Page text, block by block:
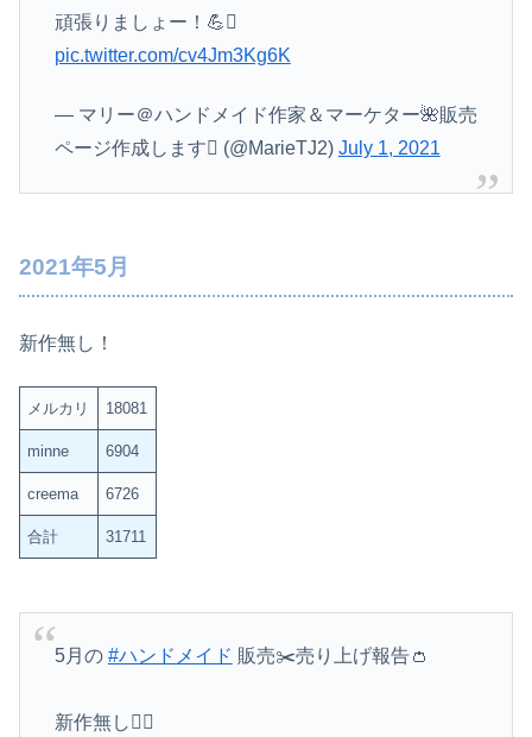
頑張りましょー！💪
pic.twitter.com/cv4Jm3Kg6K
— マリー＠ハンドメイド作家＆マーケター🌺販売
ページ作成します (@MarieTJ2) July 1, 2021
2021年5月
新作無し！
メルカリ 18081
minne 6904
creema 6726
合計 31711
5月の #ハンドメイド 販売✂️売り上げ報告👛
新作無し🙆‍♀️